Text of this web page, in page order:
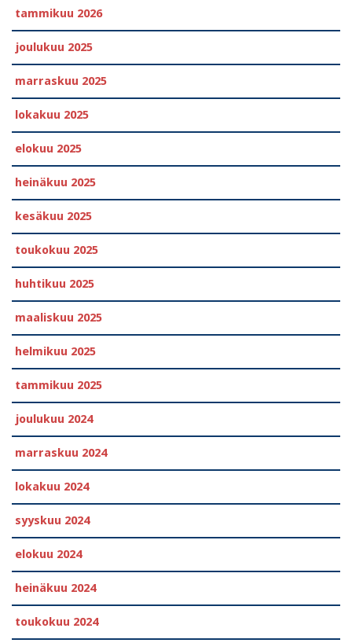
tammikuu 2026
joulukuu 2025
marraskuu 2025
lokakuu 2025
elokuu 2025
heinäkuu 2025
kesäkuu 2025
toukokuu 2025
huhtikuu 2025
maaliskuu 2025
helmikuu 2025
tammikuu 2025
joulukuu 2024
marraskuu 2024
lokakuu 2024
syyskuu 2024
elokuu 2024
heinäkuu 2024
toukokuu 2024